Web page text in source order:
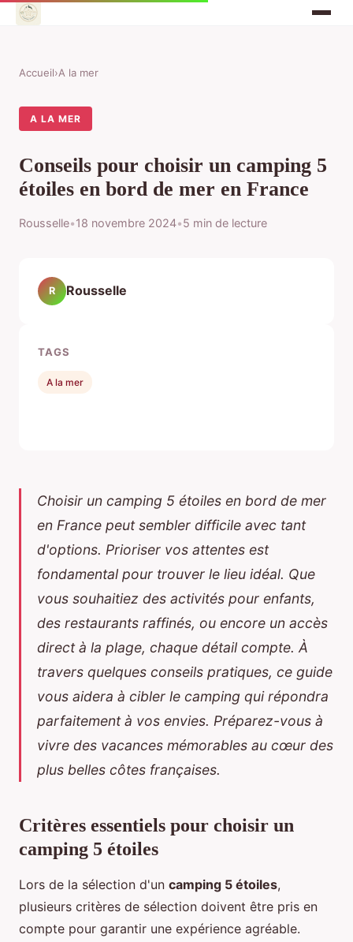
Accueil›A la mer
A LA MER
Conseils pour choisir un camping 5
étoiles en bord de mer en France
Rousselle•18 novembre 2024•5 min de lecture
Choisir un camping 5 étoiles en bord de mer
en France peut sembler difficile avec tant
d'options. Prioriser vos attentes est
fondamental pour trouver le lieu idéal. Que
vous souhaitiez des activités pour enfants,
des restaurants raffinés, ou encore un accès
direct à la plage, chaque détail compte. À
travers quelques conseils pratiques, ce guide
vous aidera à cibler le camping qui répondra
parfaitement à vos envies. Préparez-vous à
vivre des vacances mémorables au cœur des
plus belles côtes françaises.
Critères essentiels pour choisir un
camping 5 étoiles
Lors de la sélection d'un camping 5 étoiles,
plusieurs critères de sélection doivent être pris en
compte pour garantir une expérience agréable.
R Rousselle
TAGS
A la mer